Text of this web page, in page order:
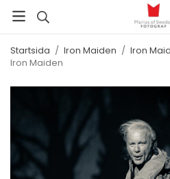
Startsida / Iron Maiden / Iron
Iron Maiden